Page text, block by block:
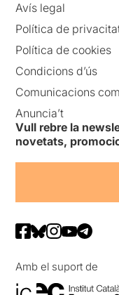
Avís legal
Política de
Política de cookies
Condicions d’ús
Comunicacions
Anuncia’t
Vull rebre la
novetats,
Amb el suport de